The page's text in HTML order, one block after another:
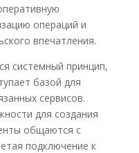
операций и
впечатления.
системный принцип,
базой для
сервисов.
для создания
общаются с
подключение к